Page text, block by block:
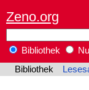
Zeno.org
Bibliothek
Bibliothek